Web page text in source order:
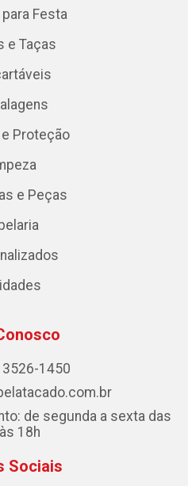
Festa
e Taças
Proteção
e Peças
3526-1450
de segunda a sexta das
18h
Sociais